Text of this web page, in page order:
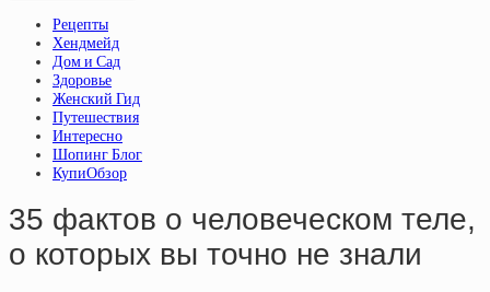
Рецепты
Хендмейд
Дом и Сад
Здоровье
Женский Гид
Путешествия
Интересно
Шопинг Блог
КупиОбзор
35 фактов о человеческом теле,
о которых вы точно не знали